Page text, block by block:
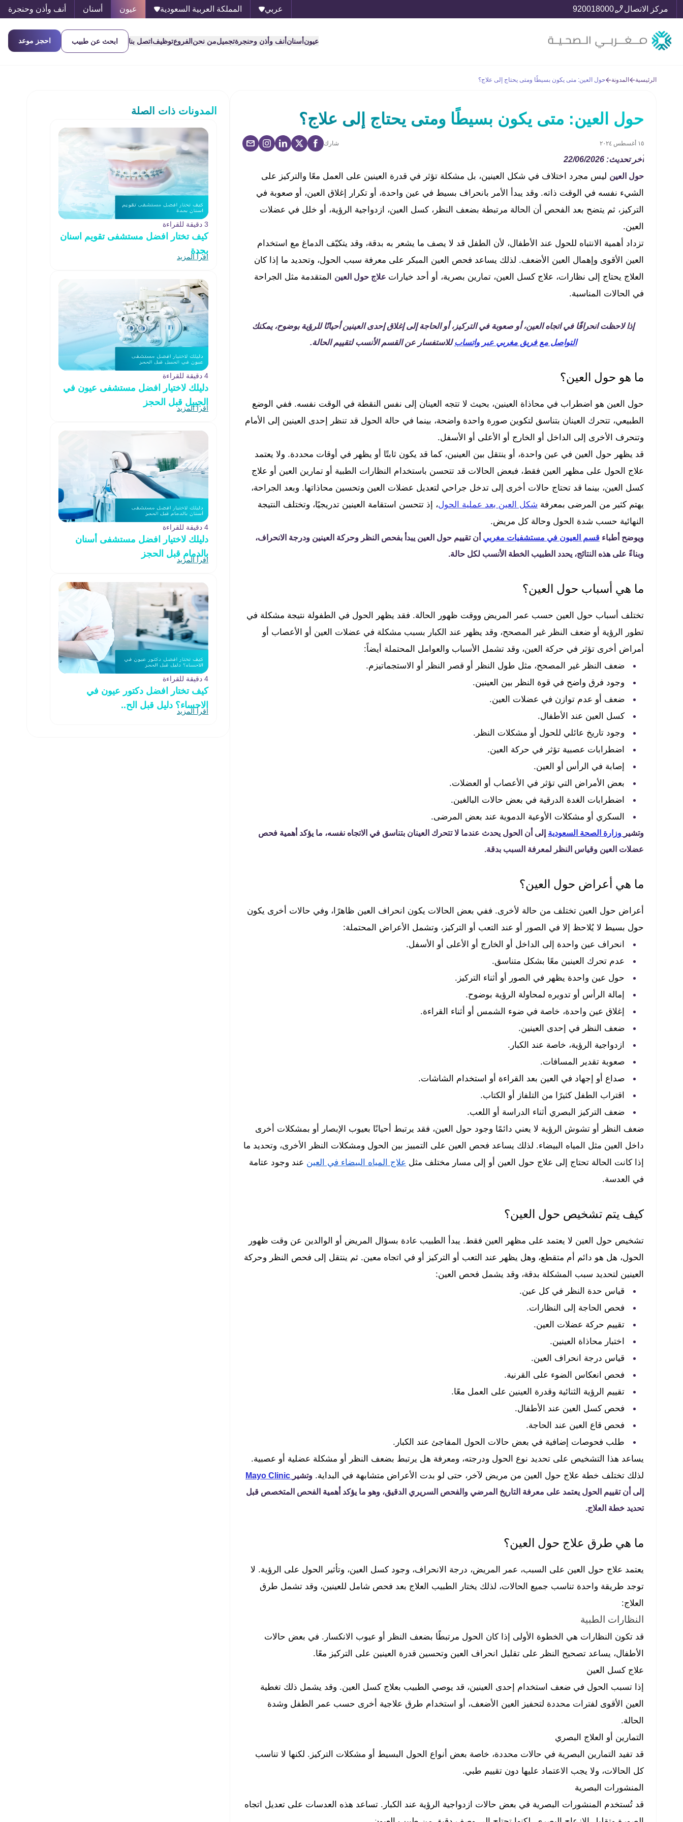
مركز الاتصال 920018000 عربي المملكة العربية السعودية عيون أسنان أنف وأذن وحنجرة
عيون أسنان أنف وأذن وحنجرةتجميلمن نحن الفروعتوظيف اتصل بنا ابحث عن طبيب احجز موعد
الرئيسية المدونة حول العين: متى يكون بسيطًا ومتى يحتاج إلى علاج؟
حول العين: متى يكون بسيطًا ومتى يحتاج إلى علاج؟
١٥ أغسطس ٢٠٢٤ شارك
آخر تحديث: 22/06/2026
حول العين ليس مجرد اختلاف في شكل العينين، بل مشكلة تؤثر في قدرة العينين على العمل معًا والتركيز على
الشيء نفسه في الوقت ذاته. وقد يبدأ الأمر بانحراف بسيط في عين واحدة، أو تكرار إغلاق العين، أو صعوبة في
التركيز، ثم يتضح بعد الفحص أن الحالة مرتبطة بضعف النظر، كسل العين، ازدواجية الرؤية، أو خلل في عضلات
العين.
تزداد أهمية الانتباه للحول عند الأطفال، لأن الطفل قد لا يصف ما يشعر به بدقة، وقد يتكيّف الدماغ مع استخدام
العين الأقوى وإهمال العين الأضعف. لذلك يساعد فحص العين المبكر على معرفة سبب الحول، وتحديد ما إذا كان
العلاج يحتاج إلى نظارات، علاج كسل العين، تمارين بصرية، أو أحد خيارات علاج حول العين
المتقدمة مثل الجراحة
في الحالات المناسبة.
إذا لاحظت انحرافًا في اتجاه العين، أو صعوبة في التركيز، أو الحاجة إلى إغلاق إحدى العينين أحيانًا للرؤية بوضوح، يمكنك
التواصل مع فريق مغربي عبر واتسابللاستفسار عن القسم الأنسب لتقييم الحالة.
ما هو حول العين؟
حول العين هو اضطراب في محاذاة العينين، بحيث لا تتجه العينان إلى نفس النقطة في الوقت نفسه. ففي الوضع
الطبيعي، تتحرك العينان بتناسق لتكوين صورة واحدة واضحة، بينما في حالة الحول قد تنظر إحدى العينين إلى الأمام
وتنحرف الأخرى إلى الداخل أو الخارج أو الأعلى أو الأسفل.
قد يظهر حول العين في عين واحدة، أو ينتقل بين العينين، كما قد يكون ثابتًا أو يظهر في أوقات محددة. ولا يعتمد
علاج الحول على مظهر العين فقط، فبعض الحالات قد تتحسن باستخدام النظارات الطبية أو تمارين العين أو علاج
كسل العين، بينما قد تحتاج حالات أخرى إلى تدخل جراحي لتعديل عضلات العين وتحسين محاذاتها. وبعد الجراحة،
يهتم كثير من المرضى بمعرفة شكل العين بعد عملية الحول، إذ تتحسن استقامة العينين تدريجيًا، وتختلف النتيجة
النهائية حسب شدة الحول وحالة كل مريض.
ويوضح أطباء قسم العيون في مستشفيات مغربي أن تقييم حول العين يبدأ بفحص النظر وحركة العينين ودرجة الانحراف،
وبناءً على هذه النتائج، يحدد الطبيب الخطة الأنسب لكل حالة.
ما هي أسباب حول العين؟
تختلف أسباب حول العين حسب عمر المريض ووقت ظهور الحالة. فقد يظهر الحول في الطفولة نتيجة مشكلة في
تطور الرؤية أو ضعف النظر غير المصحح، وقد يظهر عند الكبار بسبب مشكلة في عضلات العين أو الأعصاب أو
أمراض أخرى تؤثر في حركة العين، وقد تشمل الأسباب والعوامل المحتملة أيضاً:
ضعف النظر غير المصحح، مثل طول النظر أو قصر النظر أو الاستجماتيزم.
وجود فرق واضح في قوة النظر بين العينين.
ضعف أو عدم توازن في عضلات العين.
كسل العين عند الأطفال.
وجود تاريخ عائلي للحول أو مشكلات النظر.
اضطرابات عصبية تؤثر في حركة العين.
إصابة في الرأس أو العين.
بعض الأمراض التي تؤثر في الأعصاب أو العضلات.
اضطرابات الغدة الدرقية في بعض حالات البالغين.
السكري أو مشكلات الأوعية الدموية عند بعض المرضى.
وتشير وزارة الصحة السعودية إلى أن الحول يحدث عندما لا تتحرك العينان بتناسق في الاتجاه نفسه، ما يؤكد أهمية فحص
عضلات العين وقياس النظر لمعرفة السبب بدقة.
ما هي أعراض حول العين؟
أعراض حول العين تختلف من حالة لأخرى. ففي بعض الحالات يكون انحراف العين ظاهرًا، وفي حالات أخرى يكون
حول بسيط لا يُلاحظ إلا في الصور أو عند التعب أو التركيز، وتشمل الأعراض المحتملة:
انحراف عين واحدة إلى الداخل أو الخارج أو الأعلى أو الأسفل.
عدم تحرك العينين معًا بشكل متناسق.
حول عين واحدة يظهر في الصور أو أثناء التركيز.
إمالة الرأس أو تدويره لمحاولة الرؤية بوضوح.
إغلاق عين واحدة، خاصة في ضوء الشمس أو أثناء القراءة.
ضعف النظر في إحدى العينين.
ازدواجية الرؤية، خاصة عند الكبار.
صعوبة تقدير المسافات.
صداع أو إجهاد في العين بعد القراءة أو استخدام الشاشات.
اقتراب الطفل كثيرًا من التلفاز أو الكتاب.
ضعف التركيز البصري أثناء الدراسة أو اللعب.
ضعف النظر أو تشوش الرؤية لا يعني دائمًا وجود حول العين، فقد يرتبط أحيانًا بعيوب الإبصار أو بمشكلات أخرى
داخل العين مثل المياه البيضاء. لذلك يساعد فحص العين على التمييز بين الحول ومشكلات النظر الأخرى، وتحديد ما
إذا كانت الحالة تحتاج إلى علاج حول العين أو إلى مسار مختلف مثل علاج المياه البيضاء في العين عند وجود عتامة
في العدسة.
كيف يتم تشخيص حول العين؟
تشخيص حول العين لا يعتمد على مظهر العين فقط. يبدأ الطبيب عادة بسؤال المريض أو الوالدين عن وقت ظهور
الحول، هل هو دائم أم متقطع، وهل يظهر عند التعب أو التركيز أو في اتجاه معين. ثم ينتقل إلى فحص النظر وحركة
العينين لتحديد سبب المشكلة بدقة، وقد يشمل فحص العين:
قياس حدة النظر في كل عين.
فحص الحاجة إلى النظارات.
تقييم حركة عضلات العين.
اختبار محاذاة العينين.
قياس درجة انحراف العين.
فحص انعكاس الضوء على القرنية.
تقييم الرؤية الثنائية وقدرة العينين على العمل معًا.
فحص كسل العين عند الأطفال.
فحص قاع العين عند الحاجة.
طلب فحوصات إضافية في بعض حالات الحول المفاجئ عند الكبار.
يساعد هذا التشخيص على تحديد نوع الحول ودرجته، ومعرفة هل يرتبط بضعف النظر أو مشكلة عضلية أو عصبية.
لذلك تختلف خطة علاج حول العين من مريض لآخر، حتى لو بدت الأعراض متشابهة في البداية. وتشير Mayo Clinic
إلى أن تقييم الحول يعتمد على معرفة التاريخ المرضي والفحص السريري الدقيق، وهو ما يؤكد أهمية الفحص المتخصص قبل
تحديد خطة العلاج.
ما هي طرق علاج حول العين؟
يعتمد علاج حول العين على السبب، عمر المريض، درجة الانحراف، وجود كسل العين، وتأثير الحول على الرؤية. لا
توجد طريقة واحدة تناسب جميع الحالات، لذلك يختار الطبيب العلاج بعد فحص شامل للعينين، وقد تشمل طرق
العلاج:
النظارات الطبية
قد تكون النظارات هي الخطوة الأولى إذا كان الحول مرتبطًا بضعف النظر أو عيوب الانكسار. في بعض حالات
الأطفال، يساعد تصحيح النظر على تقليل انحراف العين وتحسين قدرة العينين على التركيز معًا.
علاج كسل العين
إذا تسبب الحول في ضعف استخدام إحدى العينين، قد يوصي الطبيب بعلاج كسل العين. وقد يشمل ذلك تغطية
العين الأقوى لفترات محددة لتحفيز العين الأضعف، أو استخدام طرق علاجية أخرى حسب عمر الطفل وشدة
الحالة.
التمارين أو العلاج البصري
قد تفيد التمارين البصرية في حالات محددة، خاصة بعض أنواع الحول البسيط أو مشكلات التركيز. لكنها لا تناسب
كل الحالات، ولا يجب الاعتماد عليها دون تقييم طبي.
المنشورات البصرية
قد تُستخدم المنشورات البصرية في بعض حالات ازدواجية الرؤية عند الكبار. تساعد هذه العدسات على تعديل اتجاه
المدونات ذات الصلة
3 دقيقة للقراءة
كيف تختار افضل مستشفى تقويم اسنان
بجدة
اقرأ المزيد
4 دقيقة للقراءة
دليلك لاختيار افضل مستشفى عيون في
الجبيل قبل الحجز
اقرأ المزيد
4 دقيقة للقراءة
دليلك لاختيار افضل مستشفى أسنان
بالدمام قبل الحجز
اقرأ المزيد
4 دقيقة للقراءة
كيف تختار افضل دكتور عيون في
الاحساء؟ دليل قبل الح..
اقرأ المزيد